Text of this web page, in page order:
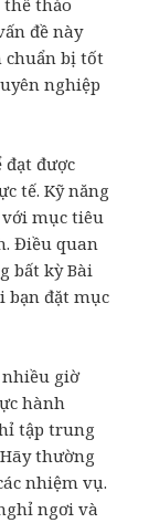
đề này
chuẩn bị tốt
nghiệp
đạt được
tế. Kỹ năng
mục tiêu
Điều quan
bất kỳ Bài
bạn đặt mục
giờ
hành
tập trung
thường
nhiệm vụ.
ngơi và